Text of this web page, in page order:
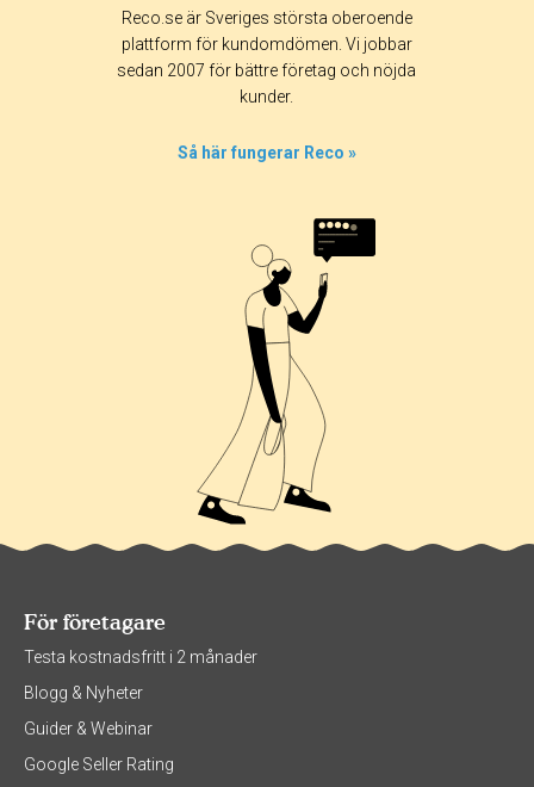
Reco.se är Sveriges största oberoende
plattform för kundomdömen. Vi jobbar
sedan 2007 för bättre företag och nöjda
kunder.
Så här fungerar Reco »
För företagare
Testa kostnadsfritt i 2 månader
Blogg & Nyheter
Guider & Webinar
Google Seller Rating